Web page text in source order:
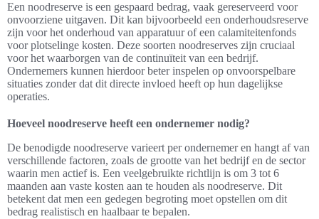
Een noodreserve is een gespaard bedrag, vaak gereserveerd voor
onvoorziene uitgaven. Dit kan bijvoorbeeld een onderhoudsreserve
zijn voor het onderhoud van apparatuur of een calamiteitenfonds
voor plotselinge kosten. Deze soorten noodreserves zijn cruciaal
voor het waarborgen van de continuïteit van een bedrijf.
Ondernemers kunnen hierdoor beter inspelen op onvoorspelbare
situaties zonder dat dit directe invloed heeft op hun dagelijkse
operaties.
Hoeveel noodreserve heeft een ondernemer nodig?
De benodigde noodreserve varieert per ondernemer en hangt af van
verschillende factoren, zoals de grootte van het bedrijf en de sector
waarin men actief is. Een veelgebruikte richtlijn is om 3 tot 6
maanden aan vaste kosten aan te houden als noodreserve. Dit
betekent dat men een gedegen begroting moet opstellen om dit
bedrag realistisch en haalbaar te bepalen.